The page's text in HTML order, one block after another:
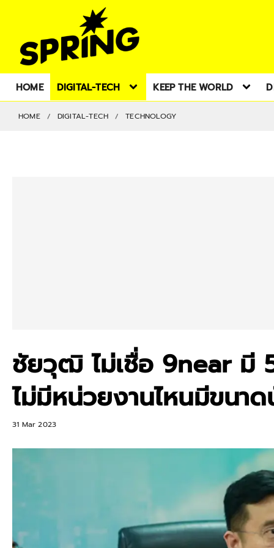
HOME DIGITAL-TECH KEEP THE WORLD
HOME DIGITAL-TECH TECHNOLOGY
ชัยวุฒิ ไม่เชื่อ 9near มี
ไม่มีหน่วยงานไหนมีขนา
31 Mar 2023